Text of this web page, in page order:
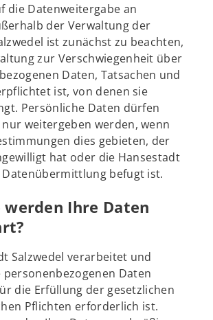
die Datenweitergabe an
der Verwaltung der
ist zunächst zu beachten,
zur Verschwiegenheit über
Daten, Tatsachen und
ist, von denen sie
Persönliche Daten dürfen
weitergeben werden, wenn
dies gebieten, der
hat oder die Hansestadt
Datenübermittlung befugt ist.
werden Ihre Daten
Salzwedel verarbeitet und
Daten
die Erfüllung der gesetzlichen
Pflichten erforderlich ist.